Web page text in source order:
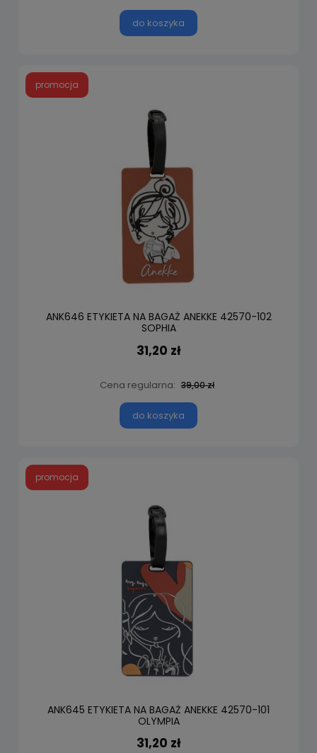
do koszyka
ANK646 ETYKIETA NA BAGAŻ ANEKKE 42570-102
SOPHIA
31,20 zł
Cena regularna: 39,00 zł
do koszyka
promocja
ANK645 ETYKIETA NA BAGAŻ ANEKKE 42570-101
OLYMPIA
31,20 zł
promocja